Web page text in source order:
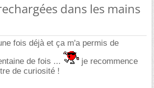
dans les mains
fois déjà et ça m'a permis de
de fois ...
je recommence
de curiosité !